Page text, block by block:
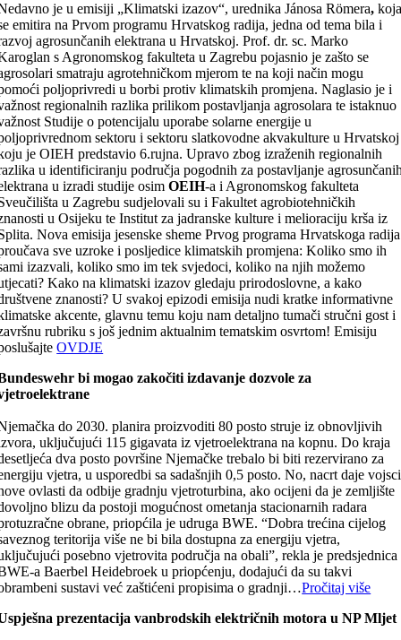
je u emisiji „Klimatski izazov“, urednika Jánosa Römera,
emitira na Prvom programu Hrvatskog radija, jedna od tema bila i
agrosunčanih elektrana u Hrvatskoj. Prof. dr. sc. Marko
s Agronomskog fakulteta u Zagrebu pojasnio je zašto se
smatraju agrotehničkom mjerom te na koji način mogu
poljoprivredi u borbi protiv klimatskih promjena. Naglasio je i
regionalnih razlika prilikom postavljanja agrosolara te istaknuo
Studije o potencijalu uporabe solarne energije u
sektoru i sektoru slatkovodne akvakulture u Hrvatskoj
je OIEH predstavio 6.rujna. Upravo zbog izraženih regionalnih
u identificiranju područja pogodnih za postavljanje
u izradi studije osimOEIH-a i Agronomskog fakulteta
u Zagrebu sudjelovali su i Fakultet agrobiotehničkih
u Osijeku te Institut za jadranske kulture i melioraciju krša iz
Nova emisija jesenske sheme Prvog programa Hrvatskoga radija
sve uzroke i posljedice klimatskih promjena: Koliko smo ih
izazvali, koliko smo im tek svjedoci, koliko na njih možemo
Kako na klimatski izazov gledaju prirodoslovne, a kako
znanosti? U svakoj epizodi emisija nudi kratke informativne
akcente, glavnu temu koju nam detaljno tumači stručni gost i
rubriku s još jednim aktualnim tematskim osvrtom! Emisiju
OVDJE
bi mogao zakočiti izdavanje dozvole za
do 2030. planira proizvoditi 80 posto struje iz obnovljivih
uključujući 115 gigavata iz vjetroelektrana na kopnu. Do kraja
dva posto površine Njemačke trebalo bi biti rezervirano za
vjetra, u usporedbi sa sadašnjih 0,5 posto. No, nacrt daje vojsci
ovlasti da odbije gradnju vjetroturbina, ako ocijeni da je zemljište
blizu da postoji mogućnost ometanja stacionarnih radara
obrane, priopćila je udruga BWE. “Dobra trećina cijelog
teritorija više ne bi bila dostupna za energiju vjetra,
posebno vjetrovita područja na obali”, rekla je predsjednica
a Baerbel Heidebroek u priopćenju, dodajući da su takvi
sustavi već zaštićeni propisima o gradnji…Pročitaj više
prezentacija vanbrodskih električnih motora u NP Mljet